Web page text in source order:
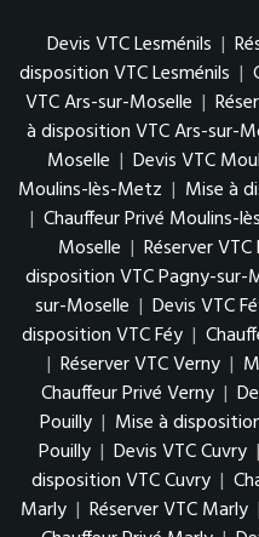
Devis VTC Lesménils |
disposition VTC Lesménils |
VTC Ars-sur-Moselle |
à disposition VTC Ars-sur-
Moselle | Devis VTC
Moulins-lès-Metz | Mise à
| Chauffeur Privé Moulins-
Moselle | Réserver
disposition VTC Pagny-sur-
sur-Moselle | Devis VTC
disposition VTC Féy |
| Réserver VTC Verny |
Chauffeur Privé Verny |
Pouilly | Mise à
Pouilly | Devis VTC Cuvry |
disposition VTC Cuvry |
Marly | Réserver VTC Marly |